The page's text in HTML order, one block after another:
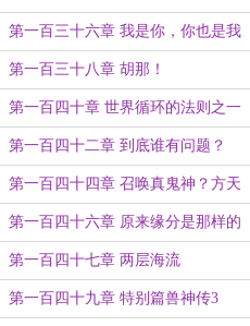
第一百三十六章 我是你，你也是我
第一百三十八章 胡那！
第一百四十章 世界循环的法则之一
第一百四十二章 到底谁有问题？
第一百四十四章 召唤真鬼神？方天
慕的绝招
第一百四十六章 原来缘分是那样的
苛刻
第一百四十七章 两层海流
第一百四十九章 特别篇兽神传3